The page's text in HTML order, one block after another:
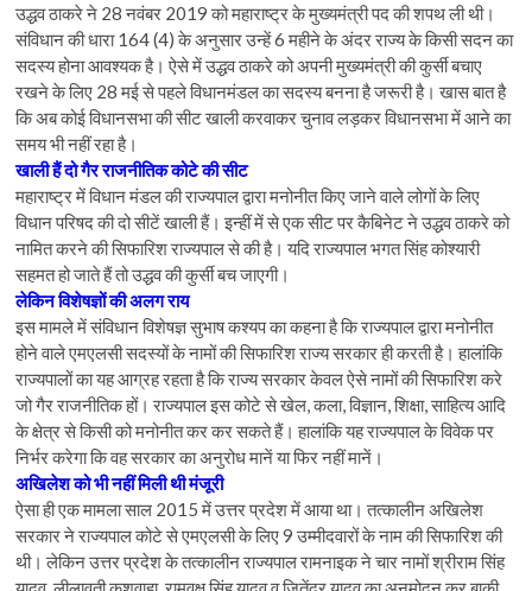
उद्धव ठाकरे ने 28 नवंबर 2019 को महाराष्ट्र के मुख्यमंत्री पद की शपथ ली थी।
संविधान की धारा 164 (4) के अनुसार उन्हें 6 महीने के अंदर राज्य के किसी सदन का
सदस्य होना आवश्यक है। ऐसे में उद्धव ठाकरे को अपनी मुख्यमंत्री की कुर्सी बचाए
रखने के लिए 28 मई से पहले विधानमंडल का सदस्य बनना है जरूरी है। खास बात है
कि अब कोई विधानसभा की सीट खाली करवाकर चुनाव लड़कर विधानसभा में आने का
समय भी नहीं रहा है।
खाली हैं दो गैर राजनीतिक कोटे की सीट
महाराष्ट्र में विधान मंडल की राज्यपाल द्वारा मनोनीत किए जाने वाले लोगों के लिए
विधान परिषद की दो सीटें खाली हैं। इन्हीं में से एक सीट पर कैबिनेट ने उद्धव ठाकरे को
नामित करने की सिफारिश राज्यपाल से की है। यदि राज्यपाल भगत सिंह कोश्यारी
सहमत हो जाते हैं तो उद्धव की कुर्सी बच जाएगी।
लेकिन विशेषज्ञों की अलग राय
इस मामले में संविधान विशेषज्ञ सुभाष कश्यप का कहना है कि राज्यपाल द्वारा मनोनीत
होने वाले एमएलसी सदस्यों के नामों की सिफारिश राज्य सरकार ही करती है। हालांकि
राज्यपालों का यह आग्रह रहता है कि राज्य सरकार केवल ऐसे नामों की सिफारिश करे
जो गैर राजनीतिक हों। राज्यपाल इस कोटे से खेल, कला, विज्ञान, शिक्षा, साहित्य आदि
के क्षेत्र से किसी को मनोनीत कर कर सकते हैं। हालांकि यह राज्यपाल के विवेक पर
निर्भर करेगा कि वह सरकार का अनुरोध मानें या फिर नहीं मानें।
अखिलेश को भी नहीं मिली थी मंजूरी
ऐसा ही एक मामला साल 2015 में उत्तर प्रदेश में आया था। तत्कालीन अखिलेश
सरकार ने राज्यपाल कोटे से एमएलसी के लिए 9 उम्मीदवारों के नाम की सिफारिश की
थी। लेकिन उत्तर प्रदेश के तत्कालीन राज्यपाल रामनाइक ने चार नामों श्रीराम सिंह